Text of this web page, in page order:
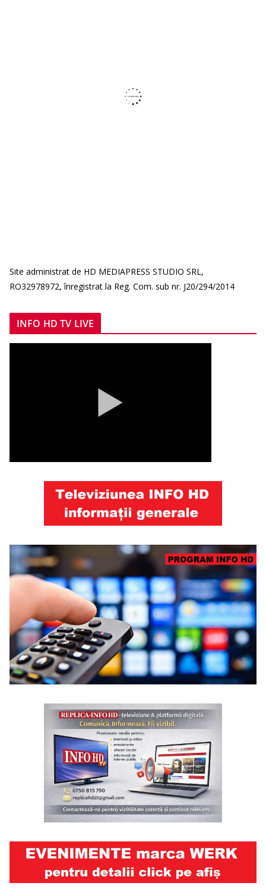
Site administrat de HD MEDIAPRESS STUDIO SRL,
RO32978972, înregistrat la Reg. Com. sub nr. J20/294/2014
INFO HD TV LIVE